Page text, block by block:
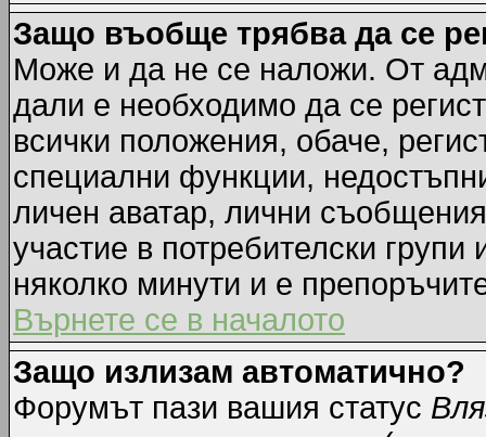
Защо въобще трябва да се
Може и да не се наложи. От
дали е необходимо да се
всички положения, обаче,
специални функции,
личен аватар, лични
участие в потребителски
няколко минути и е
Върнете се в началото
Защо излизам автоматично?
Форумът пази вашия статус